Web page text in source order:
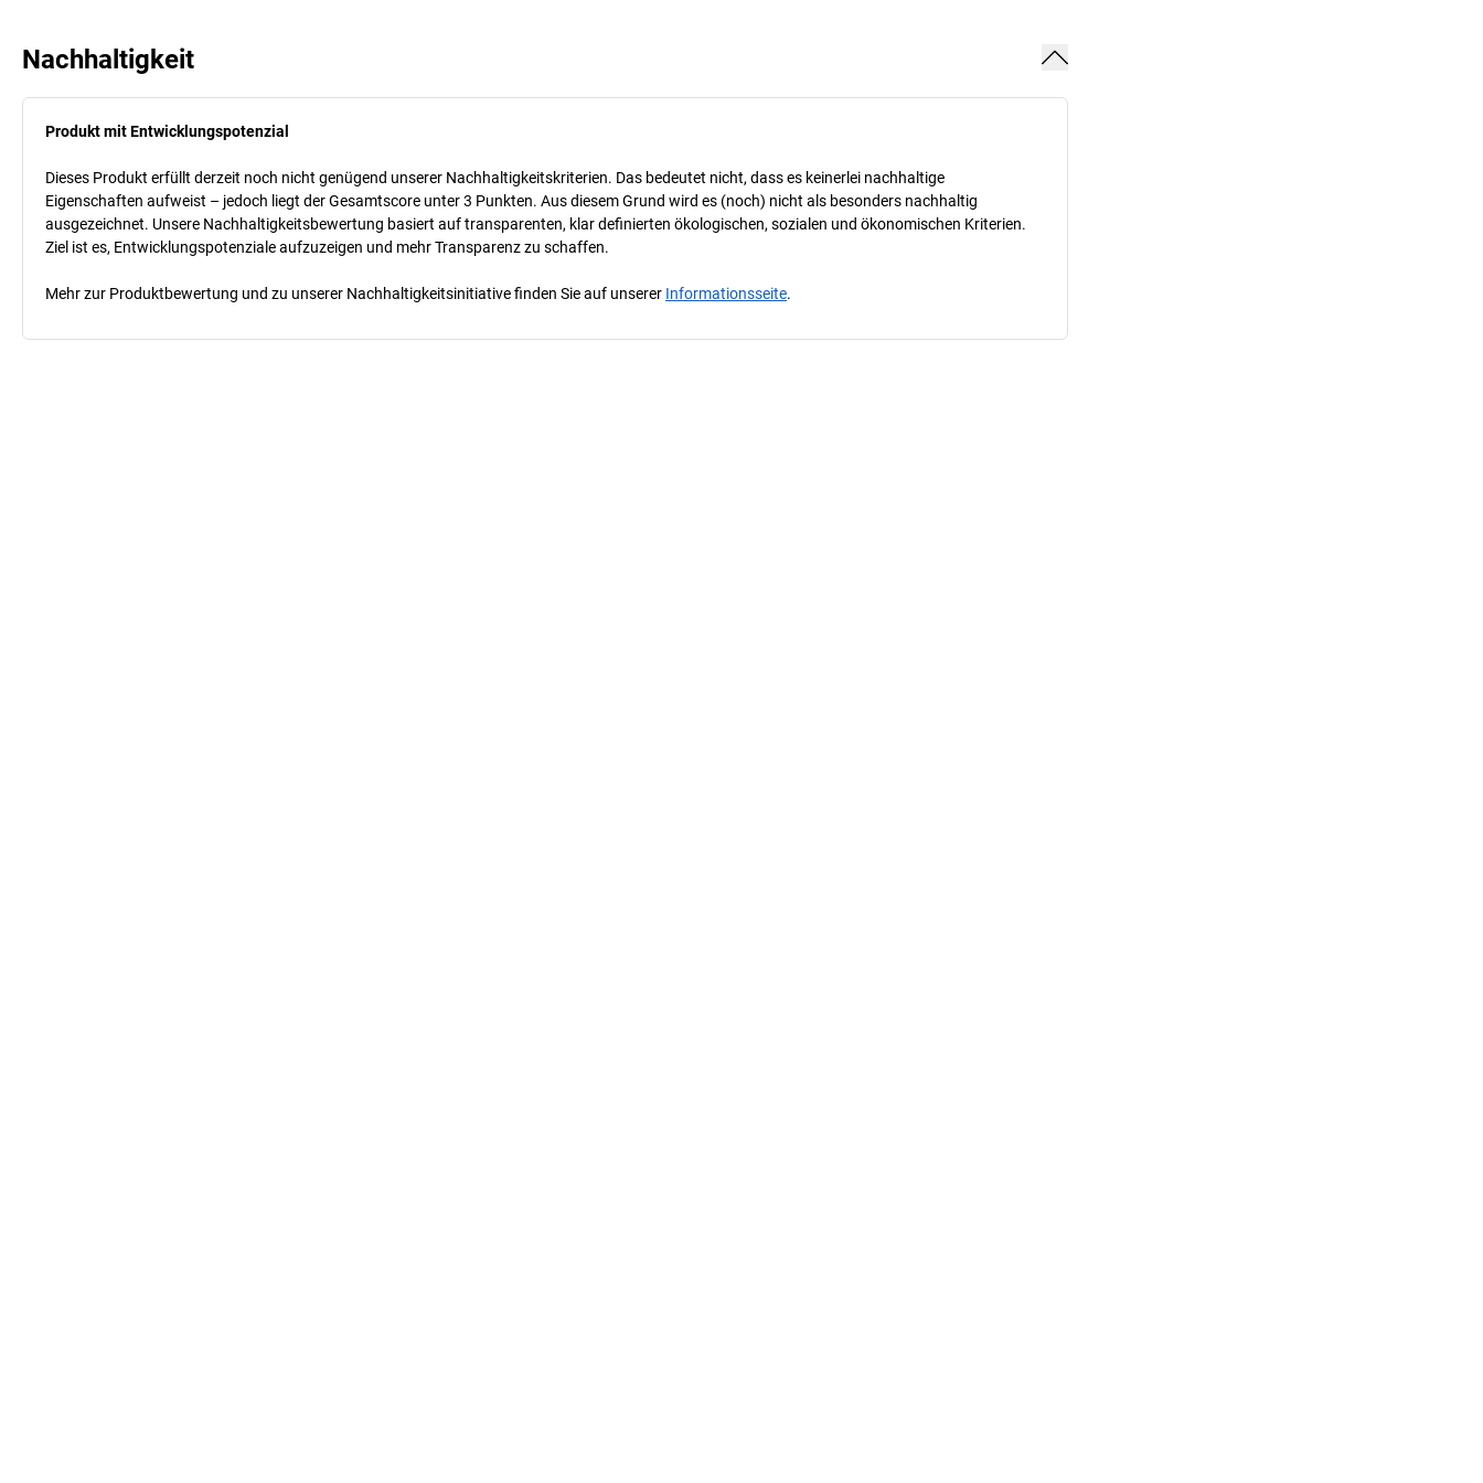
Nachhaltigkeit
Produkt mit Entwicklungspotenzial
Dieses Produkt erfüllt derzeit noch nicht genügend unserer Nachhaltigkeitskriterien. Das bedeutet nicht, dass es keinerlei nachhaltige
Eigenschaften aufweist – jedoch liegt der Gesamtscore unter 3 Punkten. Aus diesem Grund wird es (noch) nicht als besonders nachhaltig
ausgezeichnet. Unsere Nachhaltigkeitsbewertung basiert auf transparenten, klar definierten ökologischen, sozialen und ökonomischen Kriterien.
Ziel ist es, Entwicklungspotenziale aufzuzeigen und mehr Transparenz zu schaffen.
Mehr zur Produktbewertung und zu unserer Nachhaltigkeitsinitiative finden Sie auf unserer Informationsseite.